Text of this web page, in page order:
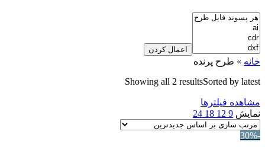
اعمال کردن
خانه » طرح پرنده
Showing all 2 resultsSorted by latest
مشاهده فیلترها
نمایش 9
12
18
24
-30%